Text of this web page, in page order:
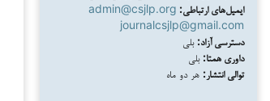
ایمیل‌های ارتباطی: admin@csjlp.org
journalcsjlp@gmail.com
دسترسی آزاد: بلی
داوری همتا: بلی
توالی انتشار: هر دو ماه